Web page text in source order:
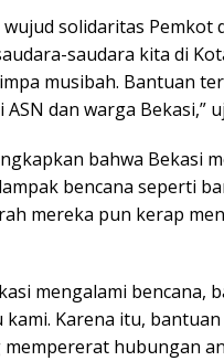
wujud solidaritas Pemkot
saudara kita di
musibah. Bantuan
ASN dan warga Bekasi,”
bahwa Bekasi
bencana seperti
mereka pun kerap
mengalami bencana,
kami. Karena itu,
mempererat hubungan